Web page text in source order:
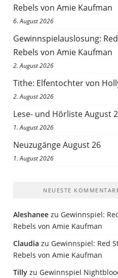
Rebels von Amie Kaufman
6. August 2026
Gewinnspielauslosung:
Rebels von Amie Kaufman
2. August 2026
Tithe: Elfentochter von
2. August 2026
Lese- und Hörliste August
1. August 2026
Neuzugänge August 26
1. August 2026
NEUESTE
Aleshanee zu Gewinnspiel:
Rebels von Amie Kaufman
Claudia zu Gewinnspiel: Red
Rebels von Amie Kaufman
Tilly zu Gewinnspiel